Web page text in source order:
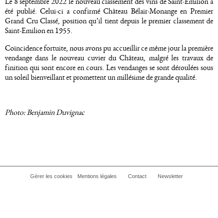
été publié. Celui-ci a confirmé Château Bélair-Monange en Premier
Grand Cru Classé, position qu’il tient depuis le premier classement de
Saint-Emilion en 1955.
Coïncidence fortuite, nous avons pu accueillir ce même jour la première
vendange dans le nouveau cuvier du Château, malgré les travaux de
finition qui sont encore en cours. Les vendanges se sont déroulées sous
un soleil bienveillant et promettent un millésime de grande qualité.
Photo: Benjamin Duvignac
Gérer les cookies Mentions légales Contact Newsletter